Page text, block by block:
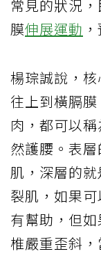
常見的狀況
膜伸展運動
楊琮誠說，
往上到橫膈
肉，都可以
然護腰。表
肌，深層的
裂肌，如果
有幫助，但
椎嚴重歪斜